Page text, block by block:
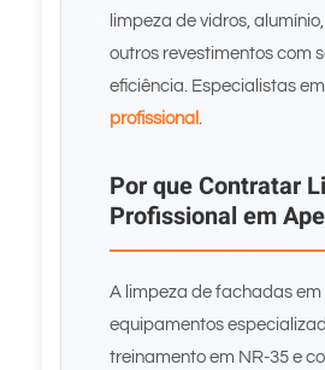
limpeza de vidros,
outros revestimentos com
eficiência. Especialistas em
profissional .
Por que Contratar
Profissional em
A limpeza de fachadas
equipamentos
treinamento em NR-35 e